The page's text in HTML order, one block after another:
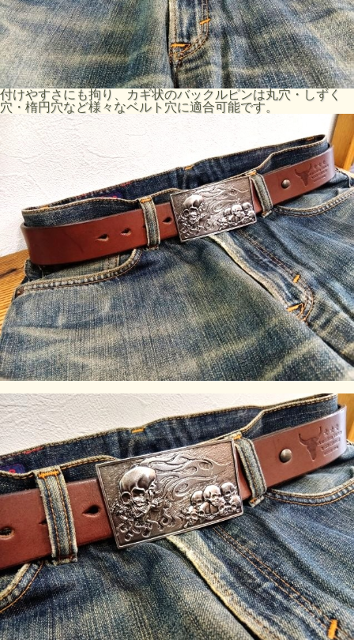
付けやすさにも拘り、カギ状のバックルピンは丸穴・しずく
穴・楕円穴など様々なベルト穴に適合可能です。